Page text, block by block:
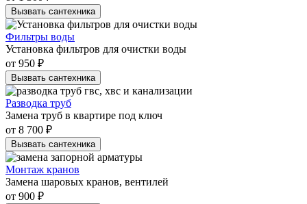
Вызвать сантехника
Фильтры воды
Установка фильтров для очистки воды
от 950 ₽
Вызвать сантехника
Разводка труб
Замена труб в квартире под ключ
от 8 700 ₽
Вызвать сантехника
Монтаж кранов
Замена шаровых кранов, вентилей
от 900 ₽